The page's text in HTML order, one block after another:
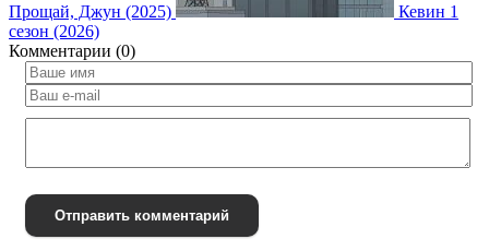
Прощай, Джун (2025)
Кевин 1
сезон (2026)
Комментарии (0)
Отправить комментарий